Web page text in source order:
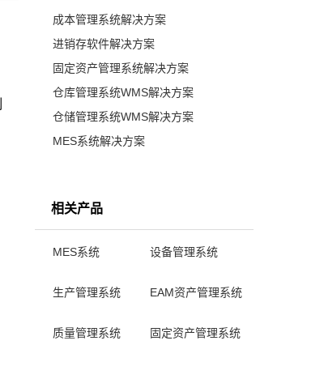
成本管理系统解决方案
进销存软件解决方案
固定资产管理系统解决方案
仓库管理系统WMS解决方案
仓储管理系统WMS解决方案
MES系统解决方案
相关产品
MES系统 设备管理系统
生产管理系统 EAM资产管理系统
质量管理系统 固定资产管理系统